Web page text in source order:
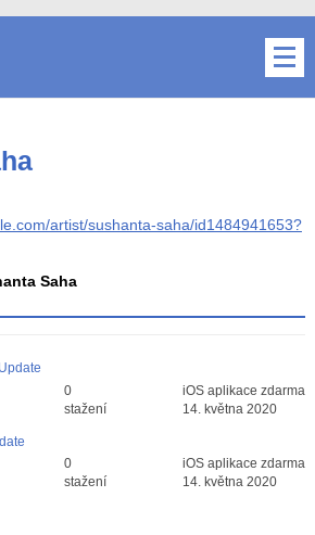
artist/sushanta-saha/id1484941653?
Saha
Update
hodnocení
0
stažení
iOS aplikace zdarma
14. května 2020
hodnocení
0
stažení
iOS aplikace zdarma
14. května 2020